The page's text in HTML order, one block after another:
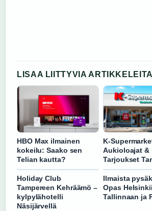
LISAA LIITTYVIA ARTIKKELEITA
HBO Max ilmainen
kokeilu: Saako sen
Telian kautta?
K-
Aukioloajat &
Tarjoukset
Holiday Club
Tampereen Kehräämö –
kylpylähotelli
Näsijärvellä
Ilmaista
Opas
Tallinnaan ja